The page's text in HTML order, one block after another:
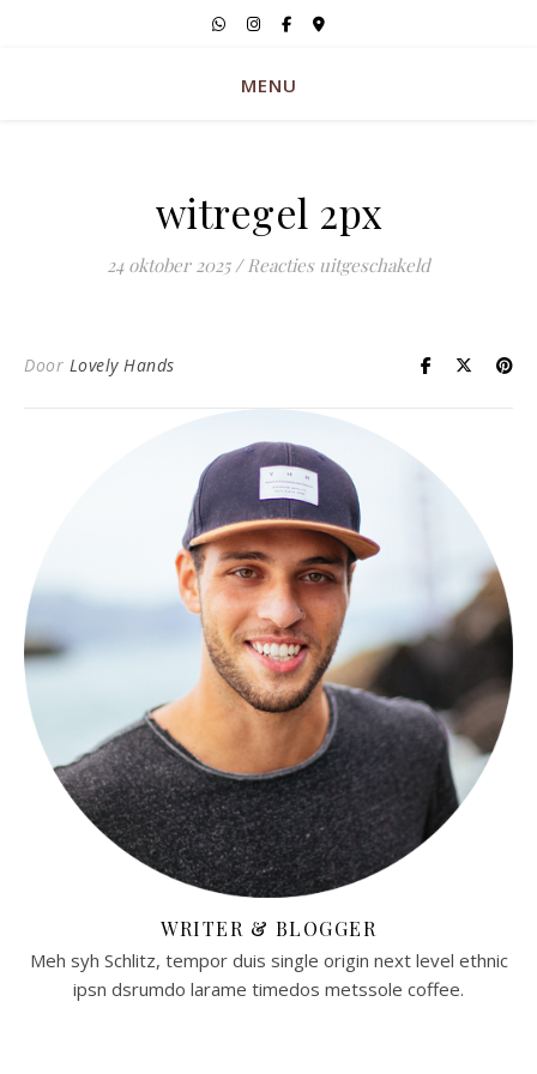
MENU
witregel 2px
24 oktober 2025 / Reacties uitgeschakeldvoor
Door Lovely Hands
WRITER & BLOGGER
Meh syh Schlitz, tempor duis single origin next level ethnic
ipsn dsrumdo larame timedos metssole coffee.